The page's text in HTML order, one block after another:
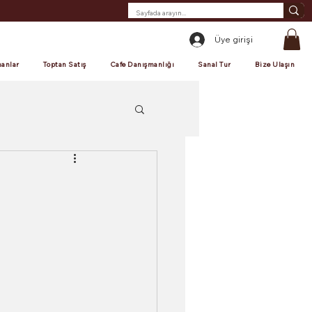
Üye girişi
Toptan Satış Cafe Danışmanlığı Sanal Tur Bize Ulaşın